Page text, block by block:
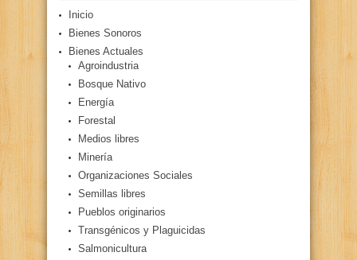
Inicio
Bienes Sonoros
Bienes Actuales
Agroindustria
Bosque Nativo
Energía
Forestal
Medios libres
Minería
Organizaciones Sociales
Semillas libres
Pueblos originarios
Transgénicos y Plaguicidas
Salmonicultura